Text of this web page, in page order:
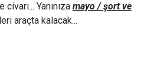
Yanınıza mayo / şort ve
araçta kalacak...